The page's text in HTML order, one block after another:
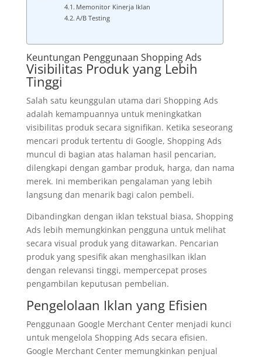
Memonitor Kinerja Iklan
A/B Testing
Keuntungan Penggunaan Shopping Ads
Visibilitas Produk yang Lebih
Tinggi
Salah satu keunggulan utama dari Shopping Ads
adalah kemampuannya untuk meningkatkan
visibilitas produk secara signifikan. Ketika seseorang
mencari produk tertentu di Google, Shopping Ads
muncul di bagian atas halaman hasil pencarian,
dilengkapi dengan gambar produk, harga, dan nama
merek. Ini memberikan pengalaman yang lebih
langsung dan menarik bagi calon pembeli.
Dibandingkan dengan iklan tekstual biasa, Shopping
Ads lebih memungkinkan pengguna untuk melihat
secara visual produk yang ditawarkan. Pencarian
produk yang spesifik akan menghasilkan iklan
dengan relevansi tinggi, mempercepat proses
pengambilan keputusan pembelian.
Pengelolaan Iklan yang Efisien
Penggunaan Google Merchant Center menjadi kunci
untuk mengelola Shopping Ads secara efisien.
Google Merchant Center memungkinkan penjual